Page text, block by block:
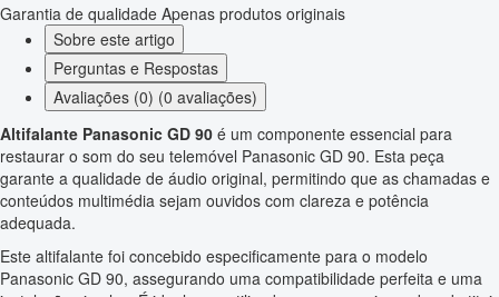
Garantia de qualidade Apenas produtos originais
Sobre este artigo
Perguntas e Respostas
Avaliações (0) (0 avaliações)
Altifalante Panasonic GD 90 é um componente essencial para
restaurar o som do seu telemóvel Panasonic GD 90. Esta peça
garante a qualidade de áudio original, permitindo que as chamadas e
conteúdos multimédia sejam ouvidos com clareza e potência
adequada.
Este altifalante foi concebido especificamente para o modelo
Panasonic GD 90, assegurando uma compatibilidade perfeita e uma